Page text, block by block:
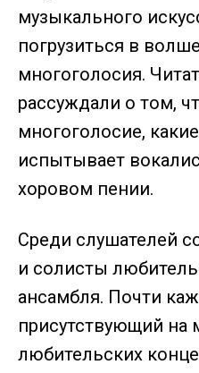
музыкального
погрузиться в
многоголосия.
рассуждали о том,
многоголосие,
испытывает
хоровом пении.
Среди слушателей
и солисты
ансамбля. Почти
присутствующий на
любительских